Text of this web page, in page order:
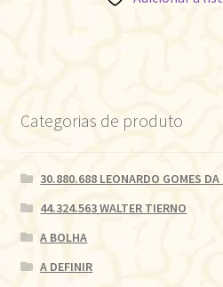
Categorias de produto
30.880.688 LEONARDO GOMES DA
44.324.563 WALTER TIERNO
A BOLHA
A DEFINIR